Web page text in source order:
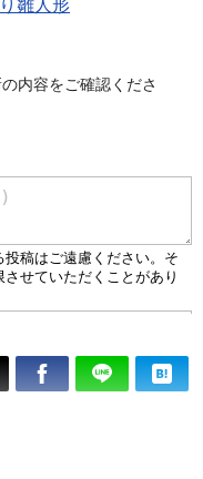
内容をご確認くださ